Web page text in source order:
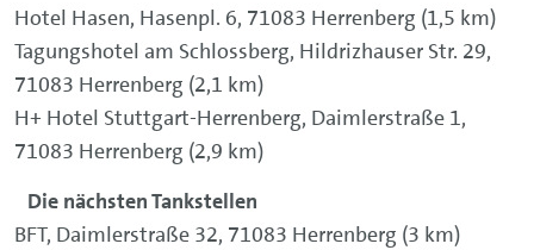
Hotel Hasen, Hasenpl. 6, 71083 Herrenberg (1,5 km)
Tagungshotel am Schlossberg, Hildrizhauser Str. 29,
71083 Herrenberg (2,1 km)
H+ Hotel Stuttgart-Herrenberg, Daimlerstraße 1,
71083 Herrenberg (2,9 km)
Die nächsten Tankstellen
BFT, Daimlerstraße 32, 71083 Herrenberg (3 km)